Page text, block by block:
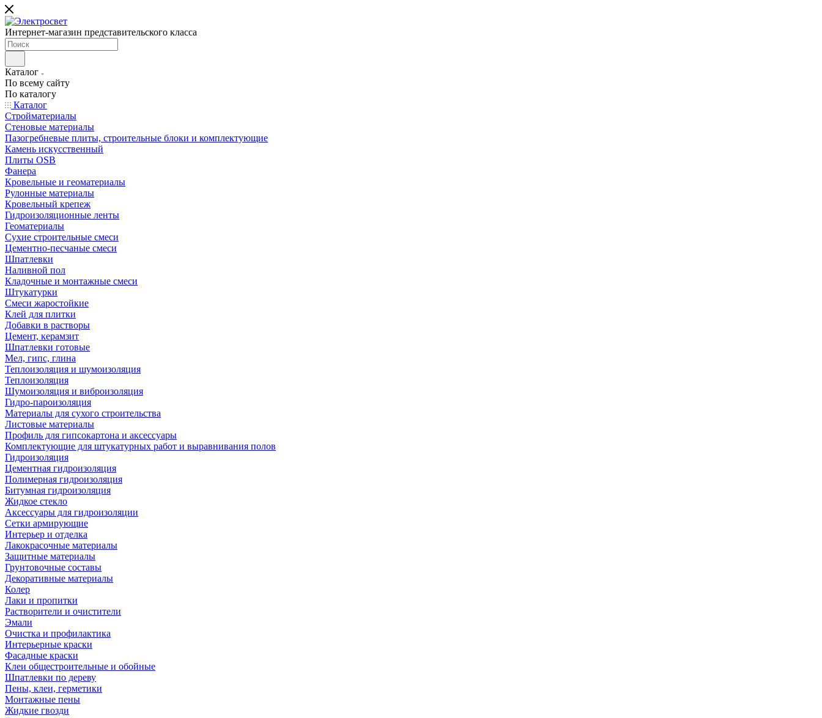
Интернет-магазин представительского класса
Каталог
По всему сайту
По каталогу
Каталог
Стройматериалы
Стеновые материалы
Пазогребневые плиты, строительные блоки и комплектующие
Камень искусственный
Плиты OSB
Фанера
Кровельные и геоматериалы
Рулонные материалы
Кровельный крепеж
Гидроизоляционные ленты
Геоматериалы
Сухие строительные смеси
Цементно-песчаные смеси
Шпатлевки
Наливной пол
Кладочные и монтажные смеси
Штукатурки
Смеси жаростойкие
Клей для плитки
Добавки в растворы
Цемент, керамзит
Шпатлевки готовые
Мел, гипс, глина
Теплоизоляция и шумоизоляция
Теплоизоляция
Шумоизоляция и виброизоляция
Гидро-пароизоляция
Материалы для сухого строительства
Листовые материалы
Профиль для гипсокартона и аксессуары
Комплектующие для штукатурных работ и выравнивания полов
Гидроизоляция
Цементная гидроизоляция
Полимерная гидроизоляция
Битумная гидроизоляция
Жидкое стекло
Аксессуары для гидроизоляции
Сетки армирующие
Интерьер и отделка
Лакокрасочные материалы
Защитные материалы
Грунтовочные составы
Декоративные материалы
Колер
Лаки и пропитки
Растворители и очистители
Эмали
Очистка и профилактика
Интерьерные краски
Фасадные краски
Клеи общестроительные и обойные
Шпатлевки по дереву
Пены, клеи, герметики
Монтажные пены
Жидкие гвозди